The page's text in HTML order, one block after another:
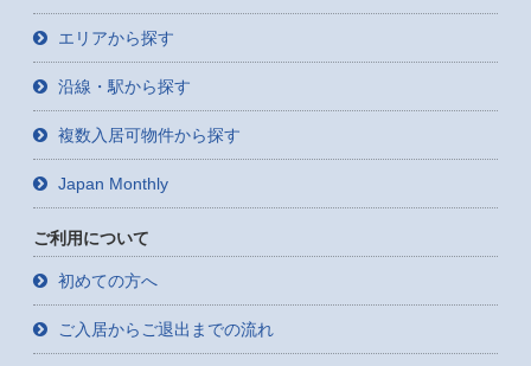
エリアから探す
沿線・駅から探す
複数入居可物件から探す
Japan Monthly
ご利用について
初めての方へ
ご入居からご退出までの流れ